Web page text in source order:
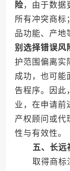
险，由于数据
所有冲突商标
品功能、产地
别选择错误风
护范围偏离实
成功，也可能
告程序。因此
业，在申请前
产权顾问或代
性与有效性。
五、长远
取得商标注